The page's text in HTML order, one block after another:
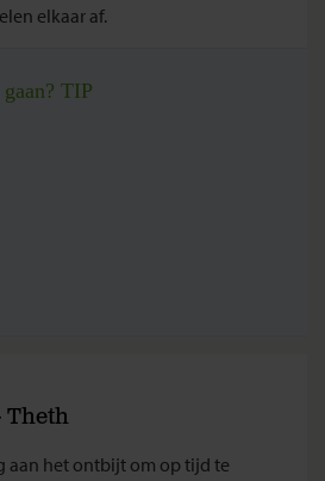
elkaar af.
TIP
Theth
aan het ontbijt om op tijd te